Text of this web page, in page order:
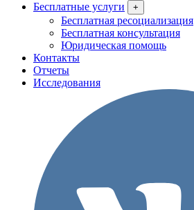
Бесплатные услуги
+
Бесплатная ресоциализация
Бесплатная консультация
Юридическая помощь
Контакты
Отчеты
Исследования